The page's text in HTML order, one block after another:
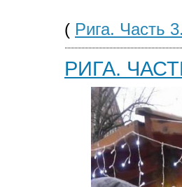
( Рига. Часть
РИГА.